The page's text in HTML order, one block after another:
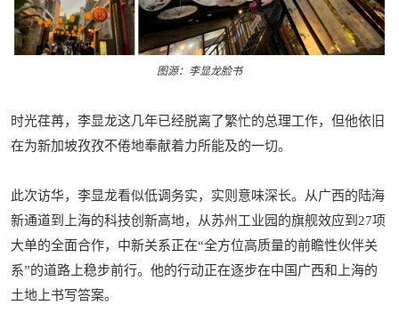
图源：李显龙脸书
时光荏苒，李显龙这几年已经脱离了繁忙的总理工作，但他依旧
在为新加坡孜孜不倦地奉献着力所能及的一切。
此次访华，李显龙看似低调务实，实则意味深长。从广西的陆海
新通道到上海的科技创新高地，从苏州工业园的旗舰效应到27项
大单的全面合作，中新关系正在“全方位高质量的前瞻性伙伴关
系”的道路上稳步前行。他的行动正在逐步在中国广西和上海的
土地上书写答案。